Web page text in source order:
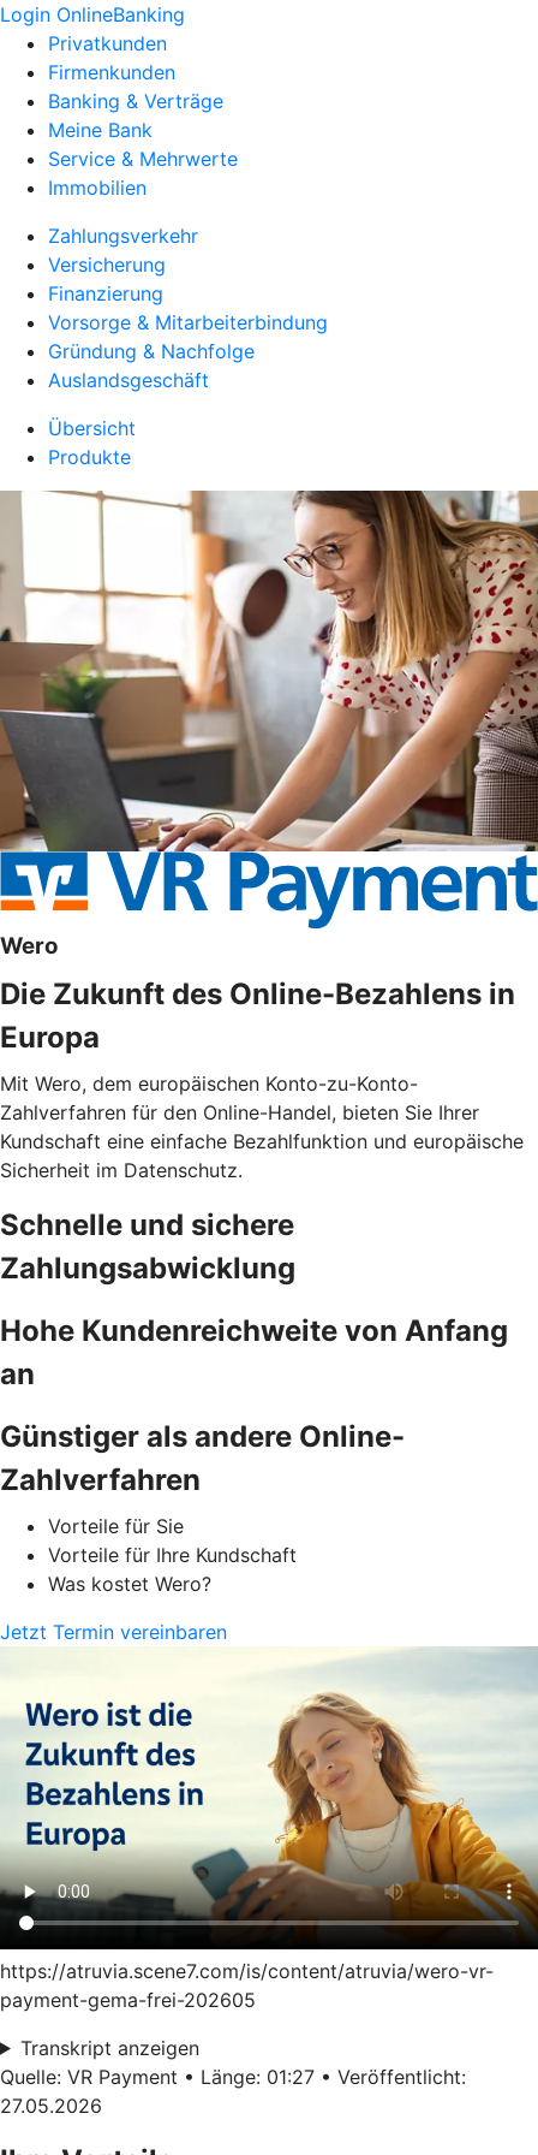
Login OnlineBanking
Privatkunden
Firmenkunden
Banking & Verträge
Meine Bank
Service & Mehrwerte
Immobilien
Zahlungsverkehr
Versicherung
Finanzierung
Vorsorge & Mitarbeiterbindung
Gründung & Nachfolge
Auslandsgeschäft
Übersicht
Produkte
Wero
Die Zukunft des Online-Bezahlens in
Europa
Mit Wero, dem europäischen Konto-zu-Konto-
Zahlverfahren für den Online-Handel, bieten Sie Ihrer
Kundschaft eine einfache Bezahlfunktion und europäische
Sicherheit im Datenschutz.
Schnelle und sichere
Zahlungsabwicklung
Hohe Kundenreichweite von Anfang
an
Günstiger als andere Online-
Zahlverfahren
Vorteile für Sie
Vorteile für Ihre Kundschaft
Was kostet Wero?
Jetzt Termin vereinbaren
https://atruvia.scene7.com/is/content/atruvia/wero-vr-
payment-gema-frei-202605
Transkript anzeigen
Quelle: VR Payment • Länge: 01:27 • Veröffentlicht:
27.05.2026